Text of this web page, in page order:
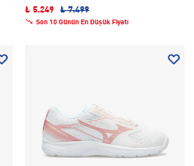
₺ 5.249
₺ 7.499
Son 10 Günün En Düşük Fiyatı